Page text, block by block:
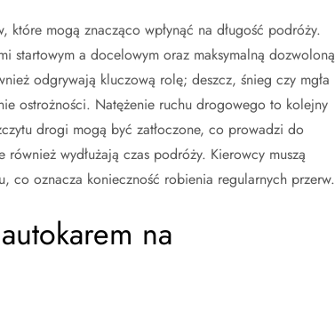
mogą znacząco wpłynąć na długość podróży.
startowym a docelowym oraz maksymalną dozwoloną
odgrywają kluczową rolę; deszcz, śnieg czy mgła
ostrożności. Natężenie ruchu drogowego to kolejny
drogi mogą być zatłoczone, co prowadzi do
wydłużają czas podróży. Kierowcy muszą
co oznacza konieczność robienia regularnych przerw.
na